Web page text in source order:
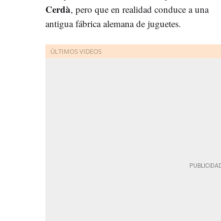
Cerdà, pero que en realidad conduce a una
antigua fábrica alemana de juguetes.